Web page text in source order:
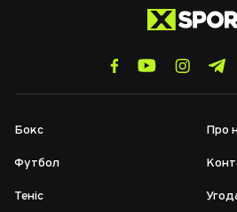
Бокс
Футбол
Теніс
Про